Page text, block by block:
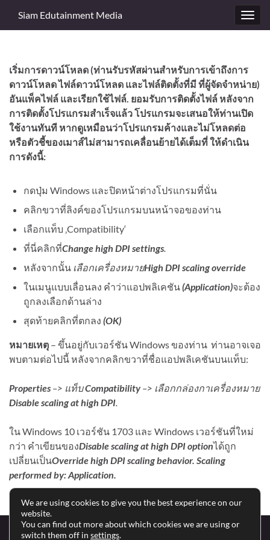
Siam Edutainment Media
เริ่มการดาวน์โหลด (ท่านรับรหัสผ่านสำหรับการเข้าถึงการ
ดาวน์โหลด ไฟล์ดาวน์โหลด และไฟล์ติดตั้งที่มีที่ผู้จัดจำหน่าย)
อันแพ็คไฟล์ และเรียกใช้ไฟล์. ยอมรับการติดตั้งไฟล์ หลังจาก
การติดตั้งโปรแกรมสำเร็จแล้ว โปรแกรมจะเสนอให้ท่านเปิด
ใช้งานทันที หากดูเหมือนว่าโปรแกรมค้างและไม่โหลดต่อ
หรือตัวชี้ของเมาส์ไม่สามารถเคลื่อนย้ายได้เต็มที่ ให้ดำเนิน
การดังนี้:
กดปุ่ม Windows และปิดหน้าต่างโปรแกรมที่นั่น
คลิกขวาที่ลิงค์ของโปรแกรมบนหน้าจอของท่าน
เลือกแท็บ ‚Compatibility‘
ที่นี่คลิกที่Change high DPI settings.
หลังจากนั้น เลือกเครื่องหมายHigh DPI scaling override
ในเมนูแบบเลื่อนลง คำว่าแอปพลิเคชัน(Application)จะต้อง
ถูกลงเลือกด้านล่าง
สุดท้ายคลิกที่ตกลง (OK)
หมายเหตุ – ขึ้นอยู่กับเวอร์ชัน Windows ของท่าน ท่านอาจเจอ
พบตามต่อไปนี้ หลังจากคลิกขวาที่ชื่อแอปพลิเคชันบนแท็บ:
Properties –> แท็บCompatibility–> เลือกกล่องกาเครื่องหมาย
Disable scaling at high DPI.
ใน Windows 10 เวอร์ชัน 1703 และ Windows เวอร์ชันที่ใหม่
กว่า คำเขียนของDisable scaling at high DPI optionได้ถูก
เปลี่ยนเป็นOverride high DPI scaling behavior. Scaling
performed by: Application.
We are using cookies to give you the best experience on our
website.
You can find out more about which cookies we are using or
switch them off in settings.